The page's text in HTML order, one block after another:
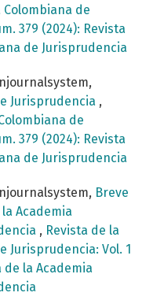
Colombiana de
379 (2024): Revista
de Jurisprudencia
Jurisprudencia ,
de
379 (2024): Revista
de Jurisprudencia
Breve
Academia
, Revista de la
Jurisprudencia: Vol. 1
de la Academia